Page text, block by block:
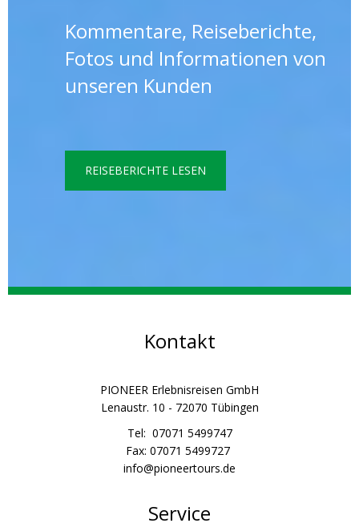
Kommentare, Reiseberichte,
Fotos und Informationen von
unseren Kunden
REISEBERICHTE LESEN
Kontakt
PIONEER Erlebnisreisen GmbH
Lenaustr. 10 - 72070 Tübingen
Tel: 07071 5499747
Fax: 07071 5499727
info@pioneertours.de
Service